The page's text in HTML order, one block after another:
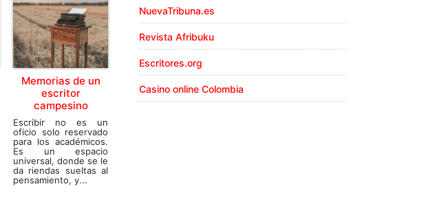
Memorias de un
escritor
campesino
Escribir no es un
oficio solo reservado
para los académicos.
Es un espacio
universal, donde se le
da riendas sueltas al
pensamiento, y...
NuevaTribuna.es
Revista Afribuku
Escritores.org
Casino online Colombia